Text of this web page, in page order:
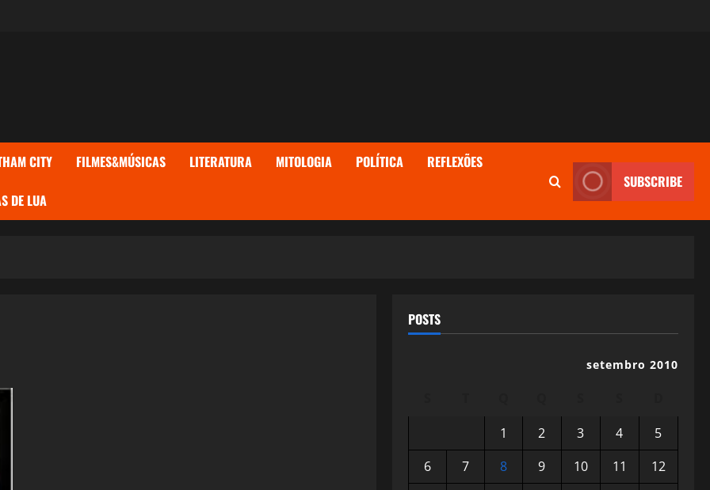
CITY FILMES&MÚSICAS LITERATURA MITOLOGIA POLÍTICA REFLEXÕES
DE LUA
SUBSCRIBE
POSTS
setembro 2010
1
2 3 4
5
6
7 8 9 10 11
12